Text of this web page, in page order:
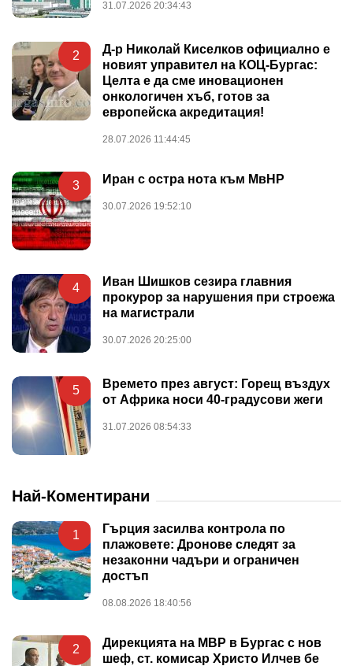
31.07.2026 20:34:43
2
Д-р Николай Киселков официално е
новият управител на КОЦ-Бургас:
Целта е да сме иновационен
онкологичен хъб, готов за
европейска акредитация!
28.07.2026 11:44:45
3 Иран с остра нота към МвНР
30.07.2026 19:52:10
4
Иван Шишков сезира главния
прокурор за нарушения при строежа
на магистрали
30.07.2026 20:25:00
5
Времето през август: Горещ въздух
от Африка носи 40-градусови жеги
31.07.2026 08:54:33
Най-Коментирани
1
Гърция засилва контрола по
плажовете: Дронове следят за
незаконни чадъри и ограничен
достъп
08.08.2026 18:40:56
2
Дирекцията на МВР в Бургас с нов
шеф, ст. комисар Христо Илчев бе